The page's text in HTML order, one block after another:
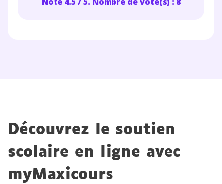
Découvrez le soutien
scolaire en ligne avec
myMaxicours